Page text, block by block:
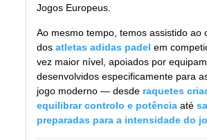
Jogos Europeus.
Ao mesmo tempo, temos assistido ao
dosatletas adidas padel em
vez maior nível, apoiados por
desenvolvidos especificamente para
jogo moderno — desde raquetes
equilibrar controlo e potência até
preparadas para a intensidade do